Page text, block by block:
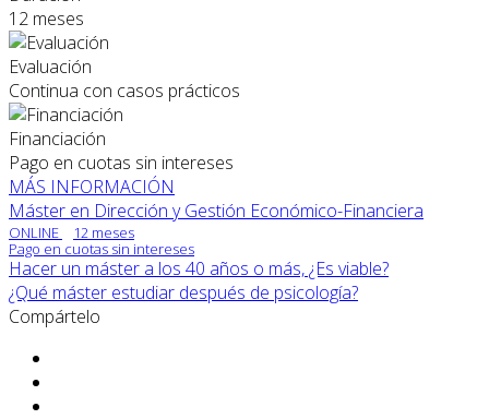
12 meses
Evaluación
Continua con casos prácticos
Financiación
Pago en cuotas sin intereses
MÁS INFORMACIÓN
Máster en Dirección y Gestión Económico-Financiera
ONLINE
12 meses
Pago en cuotas sin intereses
Hacer un máster a los 40 años o más, ¿Es viable?
¿Qué máster estudiar después de psicología?
Compártelo